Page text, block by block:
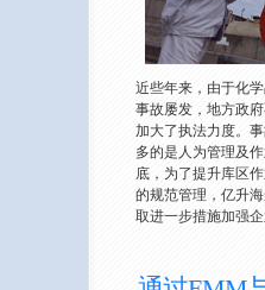
近些年来，由于化
事故屡发，地方政
加大了执法力度。
多的是人为管理及
底，为了提升库区
的规范管理，亿升
取进一步措施加强企